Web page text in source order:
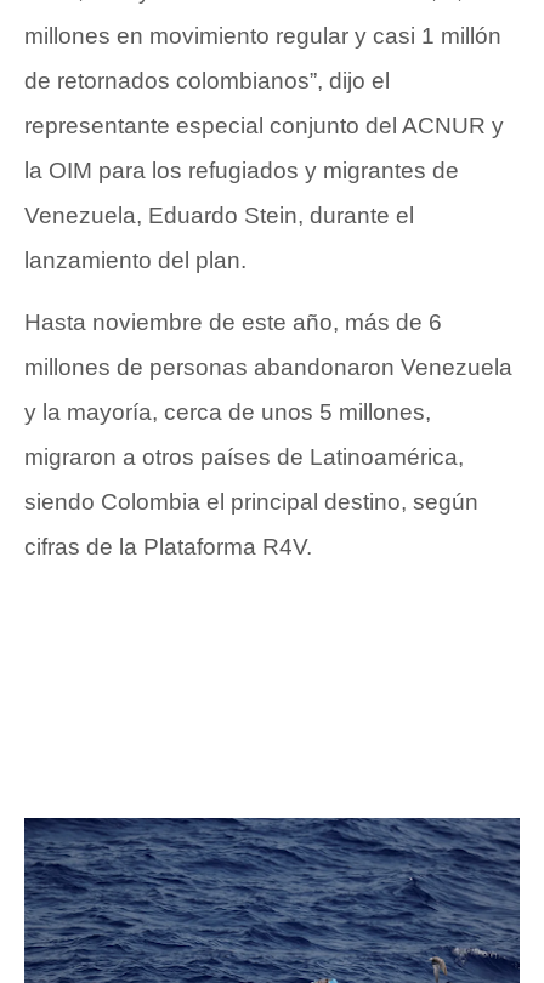
millones en movimiento regular y casi 1 millón
de retornados colombianos”, dijo el
representante especial conjunto del ACNUR y
la OIM para los refugiados y migrantes de
Venezuela, Eduardo Stein, durante el
lanzamiento del plan.
Hasta noviembre de este año, más de 6
millones de personas abandonaron Venezuela
y la mayoría, cerca de unos 5 millones,
migraron a otros países de Latinoamérica,
siendo Colombia el principal destino, según
cifras de la Plataforma R4V.